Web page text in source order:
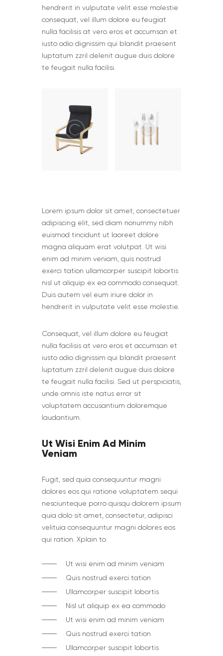
hendrerit in vulputate velit esse molestie
consequat, vel illum dolore eu feugiat
nulla facilisis at vero eros et accumsan et
iusto odio dignissim qui blandit praesent
luptatum zzril delenit augue duis dolore
te feugait nulla facilisi.
Lorem ipsum dolor sit amet, consectetuer
adipiscing elit, sed diam nonummy nibh
euismod tincidunt ut laoreet dolore
magna aliquam erat volutpat. Ut wisi
enim ad minim veniam, quis nostrud
exerci tation ullamcorper suscipit lobortis
nisl ut aliquip ex ea commodo consequat.
Duis autem vel eum iriure dolor in
hendrerit in vulputate velit esse molestie.
Сonsequat, vel illum dolore eu feugiat
nulla facilisis at vero eros et accumsan et
iusto odio dignissim qui blandit praesent
luptatum zzril delenit augue duis dolore
te feugait nulla facilisi. Sed ut perspiciatis,
unde omnis iste natus error sit
voluptatem accusantium doloremque
laudantium.
Ut Wisi Enim Ad Minim
Veniam
Fugit, sed quia consequuntur magni
dolores eos qui ratione voluptatem sequi
nesciunteque porro quisqu dolorem ipsum
quia dolo sit amet, consectetur, adipisci
velituia consequuntur magni dolores eos
qui ration. Xplain to
Ut wisi enim ad minim veniam
Quis nostrud exerci tation
Ullamcorper suscipit lobortis
Nisl ut aliquip ex ea commodo
Ut wisi enim ad minim veniam
Quis nostrud exerci tation
Ullamcorper suscipit lobortis